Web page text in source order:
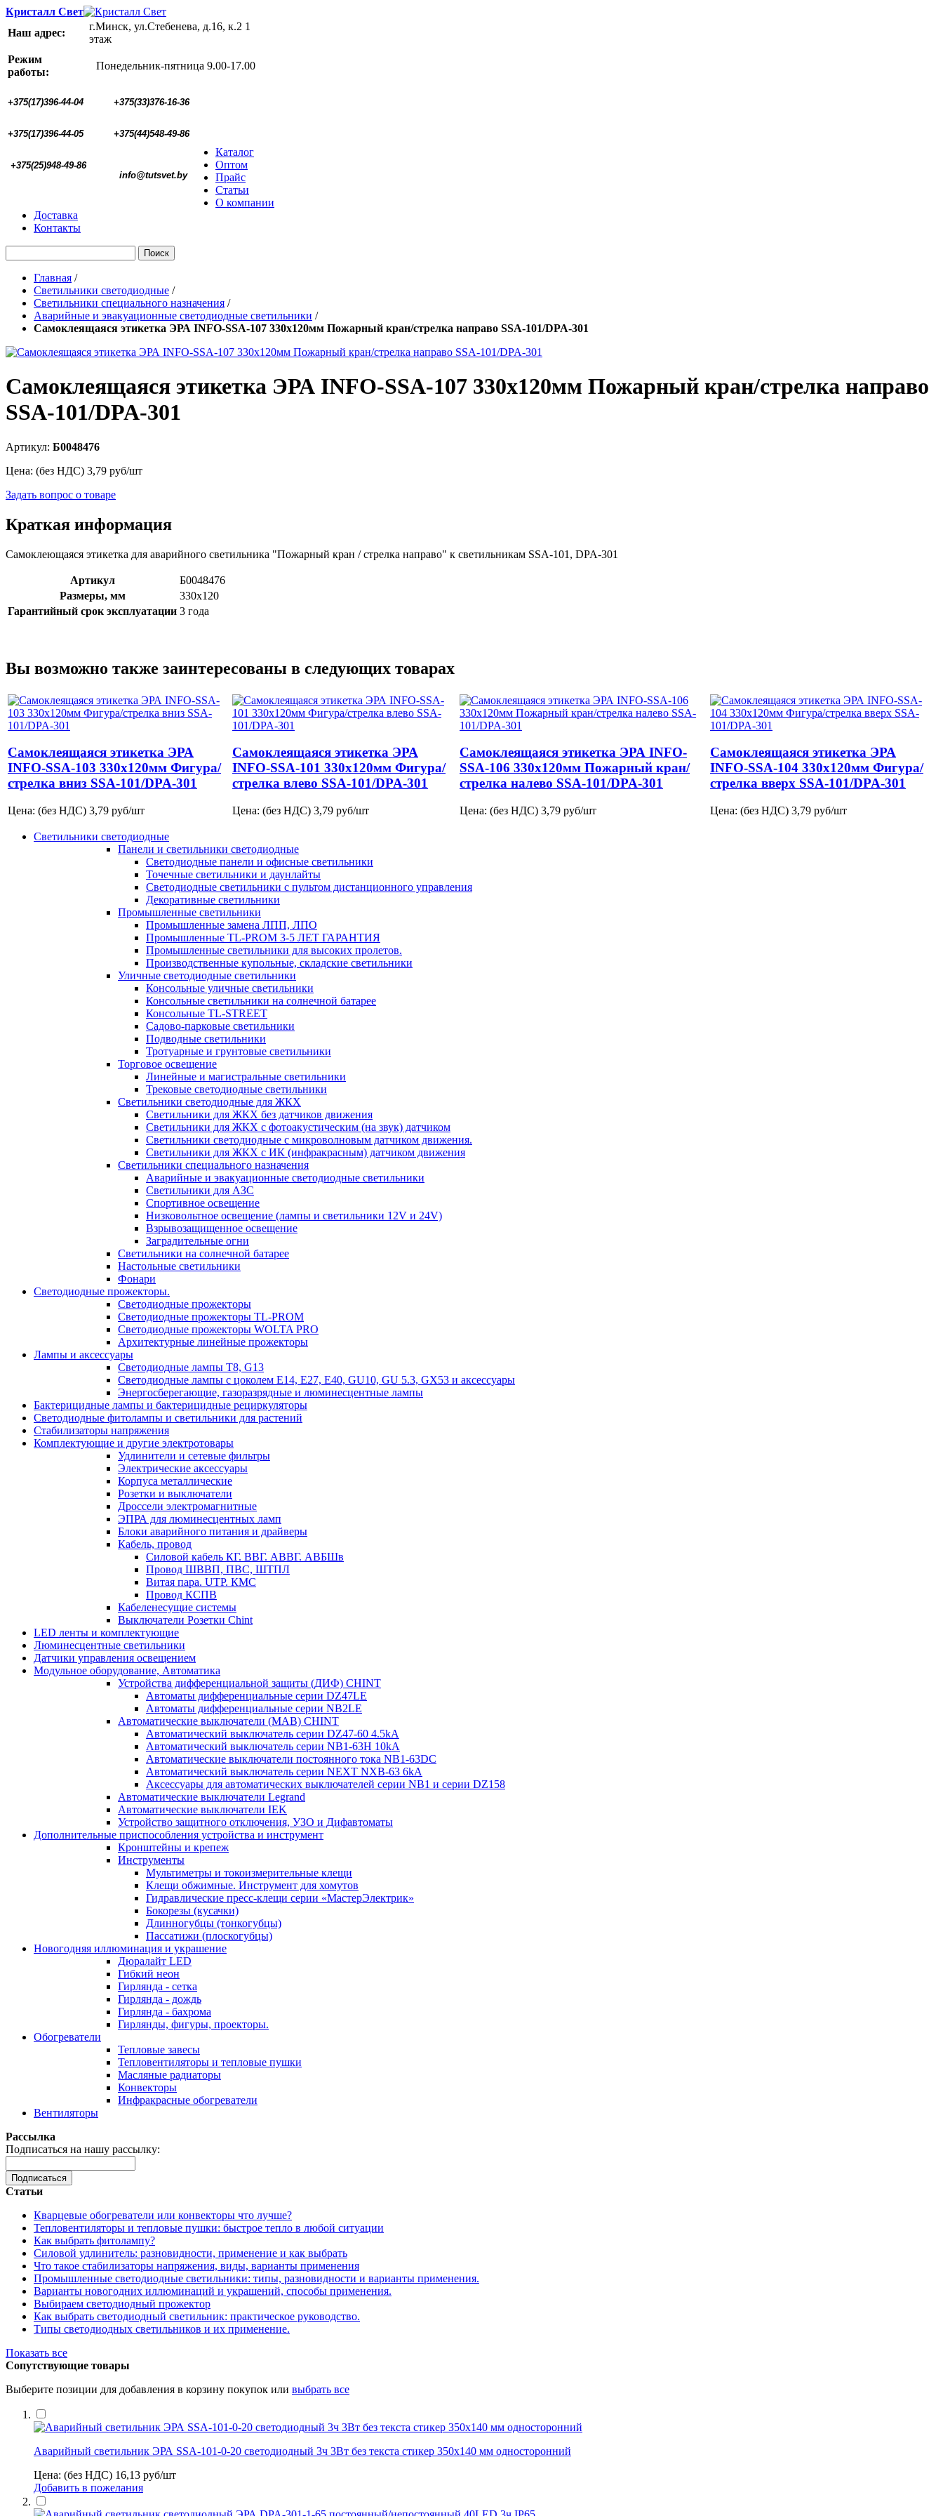
Кристалл Свет
Наш адрес:
г.Минск, ул.Стебенева, д.16, к.2 1
этаж
Режим
работы:
Понедельник-пятница 9.00-17.00
+375(17)396-44-04 +375(33)376-16-36
+375(17)396-44-05 +375(44)548-49-86
+375(25)948-49-86
  info@tutsvet.by
Каталог
Оптом
Прайс
Статьи
О компании
Доставка
Контакты
Поиск
Главная /
Светильники светодиодные /
Светильники специального назначения /
Аварийные и эвакуационные светодиодные светильники /
Самоклеящаяся этикетка ЭРА INFO-SSA-107 330х120мм Пожарный кран/стрелка направо SSA-101/DPA-301
Самоклеящаяся этикетка ЭРА INFO-SSA-107 330х120мм Пожарный кран/стрелка направо
SSA-101/DPA-301
Артикул: Б0048476
Цена: (без НДС) 3,79 руб/шт
Задать вопрос о товаре
Краткая информация
Самоклеющаяся этикетка для аварийного светильника "Пожарный кран / стрелка направо" к светильникам SSA-101, DPA-301
Артикул
Б0048476
Размеры, мм
330х120
Гарантийный срок эксплуатации 3 года
Вы возможно также заинтересованы в следующих товарах
Самоклеящаяся этикетка ЭРА
INFO-SSA-103 330х120мм Фигура/
стрелка вниз SSA-101/DPA-301
Цена: (без НДС) 3,79 руб/шт
Самоклеящаяся этикетка ЭРА
INFO-SSA-101 330х120мм Фигура/
стрелка влево SSA-101/DPA-301
Цена: (без НДС) 3,79 руб/шт
Самоклеящаяся этикетка ЭРА INFO-
SSA-106 330х120мм Пожарный кран/
стрелка налево SSA-101/DPA-301
Цена: (без НДС) 3,79 руб/шт
Самоклеящаяся этикетка ЭРА
INFO-SSA-104 330х120мм Фигура/
стрелка вверх SSA-101/DPA-301
Цена: (без НДС) 3,79 руб/шт
Светильники светодиодные
Панели и светильники светодиодные
Светодиодные панели и офисные светильники
Точечные светильники и даунлайты
Светодиодные светильники с пультом дистанционного управления
Декоративные светильники
Промышленные светильники
Промышленные замена ЛПП, ЛПО
Промышленные TL-PROM 3-5 ЛЕТ ГАРАНТИЯ
Промышленные светильники для высоких пролетов.
Производственные купольные, складские светильники
Уличные светодиодные светильники
Консольные уличные светильники
Консольные светильники на солнечной батарее
Консольные TL-STREET
Садово-парковые светильники
Подводные светильники
Тротуарные и грунтовые светильники
Торговое освещение
Линейные и магистральные светильники
Трековые светодиодные светильники
Светильники светодиодные для ЖКХ
Светильники для ЖКХ без датчиков движения
Светильники для ЖКХ с фотоакустическим (на звук) датчиком
Светильники светодиодные с микроволновым датчиком движения.
Светильники для ЖКХ с ИК (инфракрасным) датчиком движения
Светильники специального назначения
Аварийные и эвакуационные светодиодные светильники
Светильники для АЗС
Спортивное освещение
Низковольтное освещение (лампы и светильники 12V и 24V)
Взрывозащищенное освещение
Заградительные огни
Светильники на солнечной батарее
Настольные светильники
Фонари
Светодиодные прожекторы.
Светодиодные прожекторы
Светодиодные прожекторы TL-PROM
Светодиодные прожекторы WOLTA PRO
Архитектурные линейные прожекторы
Лампы и аксессуары
Светодиодные лампы Т8, G13
Светодиодные лампы с цоколем Е14, Е27, E40, GU10, GU 5.3, GX53 и аксессуары
Энергосберегающие, газоразрядные и люминесцентные лампы
Бактерицидные лампы и бактерицидные рециркуляторы
Светодиодные фитолампы и светильники для растений
Стабилизаторы напряжения
Комплектующие и другие электротовары
Удлинители и сетевые фильтры
Электрические аксессуары
Корпуса металлические
Розетки и выключатели
Дроссели электромагнитные
ЭПРА для люминесцентных ламп
Блоки аварийного питания и драйверы
Кабель, провод
Силовой кабель КГ. ВВГ. АВВГ. АВБШв
Провод ШВВП, ПВС, ШТПЛ
Витая пара. UTP. КМС
Провод КСПВ
Кабеленесущие системы
Выключатели Розетки Chint
LED ленты и комплектующие
Люминесцентные светильники
Датчики управления освещением
Модульное оборудование, Автоматика
Устройства дифференциальной защиты (ДИФ) CHINT
Автоматы дифференциальные серии DZ47LE
Автоматы дифференциальные серии NB2LE
Автоматические выключатели (МАВ) CHINT
Автоматический выключатель серии DZ47-60 4.5kA
Автоматический выключатель серии NB1-63H 10kA
Автоматические выключатели постоянного тока NB1-63DC
Автоматический выключатель серии NEXT NXB-63 6kA
Аксессуары для автоматических выключателей серии NB1 и серии DZ158
Автоматические выключатели Legrand
Автоматические выключатели IEK
Устройство защитного отключения, УЗО и Дифавтоматы
Дополнительные приспособления устройства и инструмент
Кронштейны и крепеж
Инструменты
Мультиметры и токоизмерительные клещи
Клещи обжимные. Инструмент для хомутов
Гидравлические пресс-клещи серии «МастерЭлектрик»
Бокорезы (кусачки)
Длинногубцы (тонкогубцы)
Пассатижи (плоскогубцы)
Новогодняя иллюминация и украшение
Дюралайт LED
Гибкий неон
Гирлянда - сетка
Гирлянда - дождь
Гирлянда - бахрома
Гирлянды, фигуры, проекторы.
Обогреватели
Тепловые завесы
Тепловентиляторы и тепловые пушки
Масляные радиаторы
Конвекторы
Инфракрасные обогреватели
Вентиляторы
Рассылка
Подписаться на нашу рассылку:
Подписаться
Статьи
Кварцевые обогреватели или конвекторы что лучше?
Тепловентиляторы и тепловые пушки: быстрое тепло в любой ситуации
Как выбрать фитолампу?
Силовой удлинитель: разновидности, применение и как выбрать
Что такое стабилизаторы напряжения, виды, варианты применения
Промышленные светодиодные светильники: типы, разновидности и варианты применения.
Варианты новогодних иллюминаций и украшений, способы применения.
Выбираем светодиодный прожектор
Как выбрать светодиодный светильник: практическое руководство.
Типы светодиодных светильников и их применение.
Показать все
Сопутствующие товары
Выберите позиции для добавления в корзину покупок или выбрать все
Аварийный светильник ЭРА SSA-101-0-20 светодиодный 3ч 3Вт без текста стикер 350х140 мм односторонний
Цена: (без НДС) 16,13 руб/шт
Добавить в пожелания